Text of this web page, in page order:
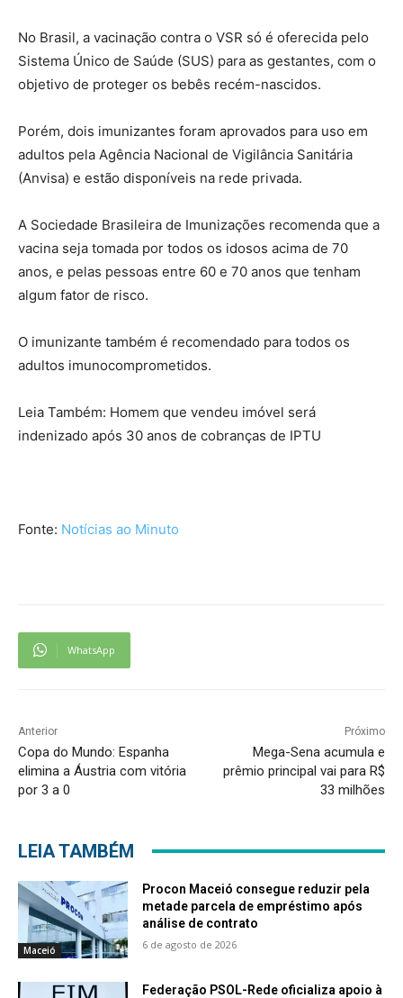
No Brasil, a vacinação contra o VSR só é oferecida pelo
Sistema Único de Saúde (SUS) para as gestantes, com o
objetivo de proteger os bebês recém-nascidos.
Porém, dois imunizantes foram aprovados para uso em
adultos pela Agência Nacional de Vigilância Sanitária
(Anvisa) e estão disponíveis na rede privada.
A Sociedade Brasileira de Imunizações recomenda que a
vacina seja tomada por todos os idosos acima de 70
anos, e pelas pessoas entre 60 e 70 anos que tenham
algum fator de risco.
O imunizante também é recomendado para todos os
adultos imunocomprometidos.
Leia Também: Homem que vendeu imóvel será
indenizado após 30 anos de cobranças de IPTU
Fonte: Notícias ao Minuto
WhatsApp
Anterior
Copa do Mundo: Espanha
elimina a Áustria com vitória
por 3 a 0
Próximo
Mega-Sena acumula e
prêmio principal vai para R$
33 milhões
LEIA TAMBÉM
Maceió
Procon Maceió consegue reduzir pela
metade parcela de empréstimo após
análise de contrato
6 de agosto de 2026
Federação PSOL-Rede oficializa apoio à